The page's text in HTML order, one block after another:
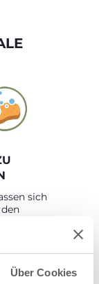
Über Cookies
sich